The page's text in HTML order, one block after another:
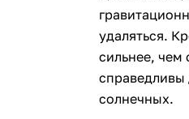
удаляться.
сильнее, чем
справедливы
солнечных.